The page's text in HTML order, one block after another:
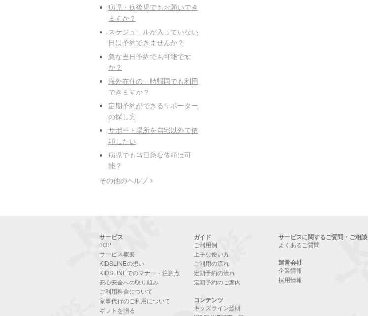
病児・病後児でもお願いでき
ますか？
スケジュールが入っていない
日は予約できませんか？
急な当日予約でも可能です
か？
海外在住の一時帰国でも利用
できますか？
定期予約ができるサポーター
の探し方
サポート場所を自宅以外で依
頼したい
病児でも当日急な依頼は可
能？
その他のヘルプ
サービス
TOP
サービス概要
KIDSLINEの想い
KIDSLINEでのマナー・注意点
安心安全への取り組み
ご利用料金について
家事代行のご利用について
ギフトを贈る
ガイド
ご利用例
上手な使い方
ご利用の流れ
定期予約の流れ
定期予約のご案内
コンテンツ
キッズライン総研
サービスに関するご質問・ご相談
よくあるご質問
運営会社
企業情報
採用情報